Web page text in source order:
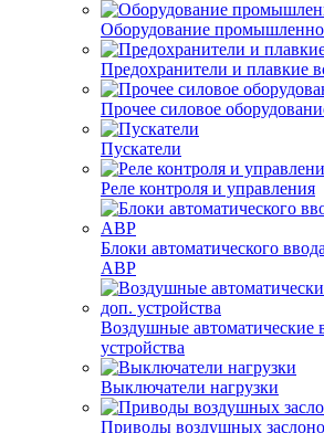
Оборудование
Предохранители и плавкие
Прочее силовое
Пускатели
Реле контроля и управления
Блоки автоматического
АВР
Воздушные автоматические
устройства
Выключатели нагрузки
Приводы воздушных